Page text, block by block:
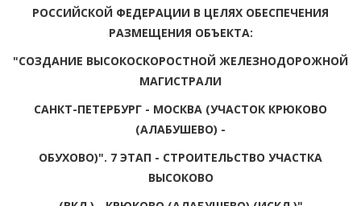
РОССИЙСКОЙ ФЕДЕРАЦИИ В ЦЕЛЯХ ОБЕСПЕЧЕНИЯ
РАЗМЕЩЕНИЯ ОБЪЕКТА:
"СОЗДАНИЕ ВЫСОКОСКОРОСТНОЙ ЖЕЛЕЗНОДОРОЖНОЙ
МАГИСТРАЛИ
САНКТ-ПЕТЕРБУРГ - МОСКВА (УЧАСТОК КРЮКОВО
(АЛАБУШЕВО) -
ОБУХОВО)". 7 ЭТАП - СТРОИТЕЛЬСТВО УЧАСТКА
ВЫСОКОВО